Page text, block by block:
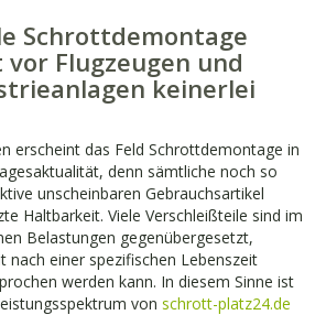
Schrottdemontage
Flugzeugen und
keinerlei
erscheint das Feld Schrottdemontage in
denn sämtliche noch so
unscheinbaren Gebrauchsartikel
Haltbarkeit. Viele Verschleißteile sind im
Belastungen gegenübergesetzt,
nach einer spezifischen Lebenszeit
werden kann. In diesem Sinne ist
von schrott-platz24.de